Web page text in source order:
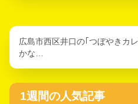
広島市西区井口の｢つぼやきカ
かな…
1週間の人気記事